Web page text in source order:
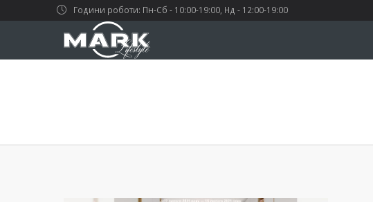
Години роботи: Пн-Сб - 10:00-19:00, Нд - 12:00-19:00